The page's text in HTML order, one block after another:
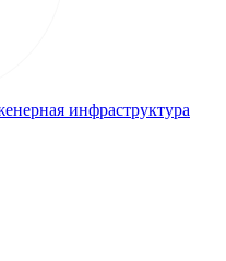
инфраструктура